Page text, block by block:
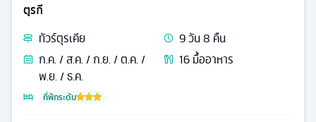
ตุรกี
ทัวร์ตุรเคีย 9วัน8 คืน
ก.ค. / ส.ค. / ก.ย. / ต.ค. /
พ.ย. / ธ.ค.
16มื้ออาหาร
ที่พักระดับ